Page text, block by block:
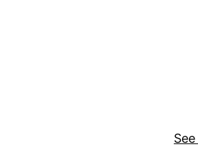
See